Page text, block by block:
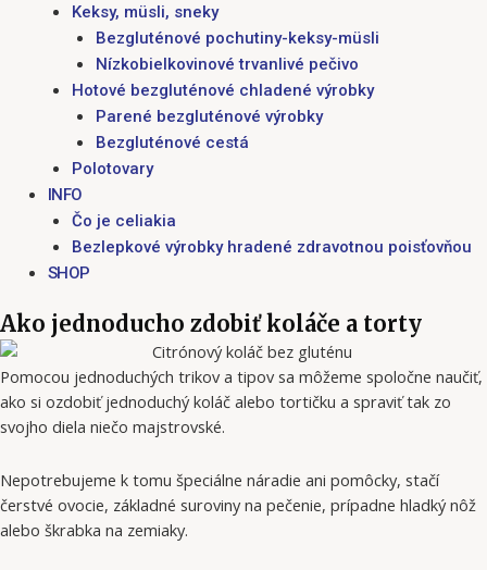
Keksy, müsli, sneky
Bezgluténové pochutiny-keksy-müsli
Nízkobielkovinové trvanlivé pečivo
Hotové bezgluténové chladené výrobky
Parené bezgluténové výrobky
Bezgluténové cestá
Polotovary
INFO
Čo je celiakia
Bezlepkové výrobky hradené zdravotnou poisťovňou
SHOP
Ako jednoducho zdobiť koláče a torty
Pomocou jednoduchých trikov a tipov sa môžeme spoločne naučiť,
ako si ozdobiť jednoduchý koláč alebo tortičku a spraviť tak zo
svojho diela niečo majstrovské.
Nepotrebujeme k tomu špeciálne náradie ani pomôcky, stačí
čerstvé ovocie, základné suroviny na pečenie, prípadne hladký nôž
alebo škrabka na zemiaky.